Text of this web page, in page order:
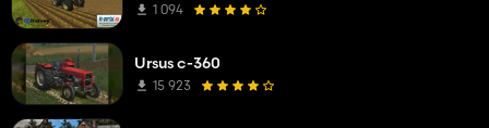
1 094
Ursus c-360
15 923